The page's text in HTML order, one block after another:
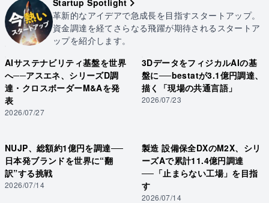
Startup Spotlight
革新的なアイデアで急成長を目指すスタートアップ。
資金調達を経てさらなる飛躍が期待されるスタートア
ップを紹介します。
AIサステナビリティ基盤を世界
へ──アスエネ、シリーズD調
達・クロスボーダーM&Aを発
表
2026/07/27
3DデータをフィジカルAIの基
盤に──bestatが3.1億円調達、
描く「現場の共通言語」
2026/07/23
NUJP、総額約1億円を調達──
日本発ブランドを世界に“翻
訳”する挑戦
2026/07/14
製造 設備保全DXのM2X、シリ
ーズAで累計11.4億円調達
──「止まらない工場」を目指
す
2026/07/14